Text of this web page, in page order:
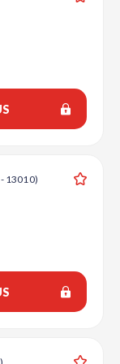
13010)